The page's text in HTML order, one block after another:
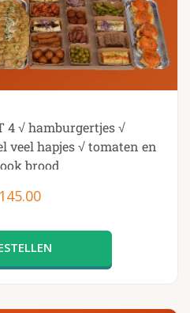
4 √ hamburgertjes √
veel hapjes √ tomaten en
brood
145.00